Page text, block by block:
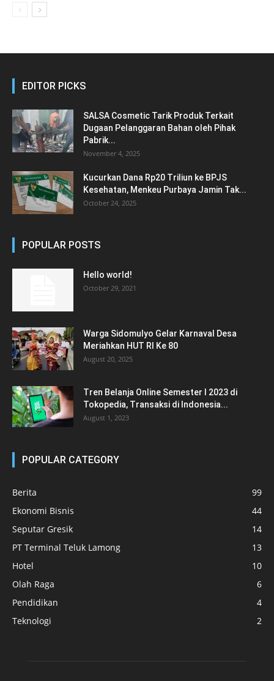
EDITOR PICKS
SALSA Cosmetic Tarik Produk Terkait
Dugaan Pelanggaran Bahan oleh Pihak
Pabrik...
November 4, 2025
Kucurkan Dana Rp20 Triliun ke BPJS
Kesehatan, Menkeu Purbaya Jamin Tak...
October 24, 2025
POPULAR POSTS
Hello world!
October 29, 2021
Warga Sidomulyo Gelar Karnaval Desa
Meriahkan HUT RI Ke 80
August 20, 2025
Tren Belanja Online Semester I 2023 di
Tokopedia, Transaksi di Indonesia...
August 1, 2023
POPULAR CATEGORY
Berita
99
Ekonomi Bisnis
44
Seputar Gresik
14
PT Terminal Teluk Lamong
13
Hotel
10
Olah Raga
6
Pendidikan
4
Teknologi
2